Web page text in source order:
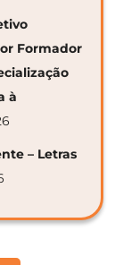
Formador
à
– Letras